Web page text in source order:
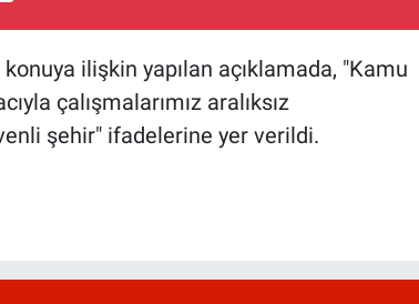
ilişkin yapılan açıklamada, "Kamu
çalışmalarımız aralıksız
şehir" ifadelerine yer verildi.